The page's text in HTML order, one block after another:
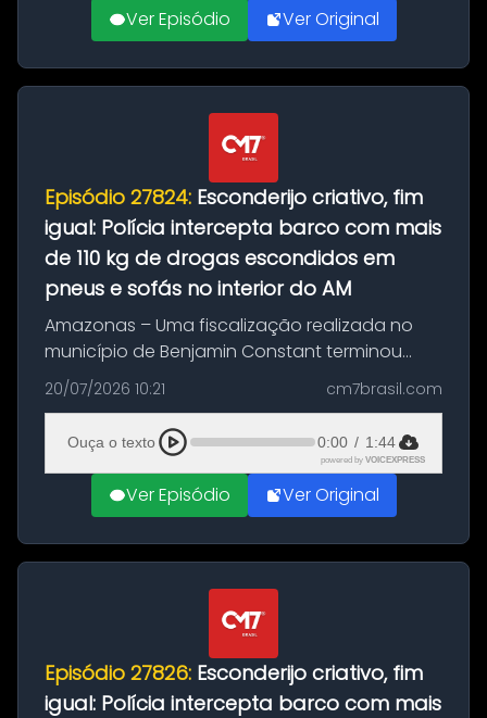
Ver Episódio Ver Original
Episódio 27824: Esconderijo criativo, fim
igual: Polícia intercepta barco com mais
de 110 kg de drogas escondidos em
pneus e sofás no interior do AM
Amazonas – Uma fiscalização realizada no
município de Benjamin Constant terminou
com a apreensão de aproximadamente 115
quilos de entorpecentes em uma
embarcação atracada no porto da cidade. O
materia...
20/07/2026 10:21 cm7brasil.com
Ouça o texto 0:00 / 1:44
powered by VOICEXPRESS
Ver Episódio Ver Original
Episódio 27826: Esconderijo criativo, fim
igual: Polícia intercepta barco com mais